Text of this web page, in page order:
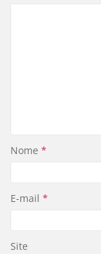
Nome *
E-mail *
Site